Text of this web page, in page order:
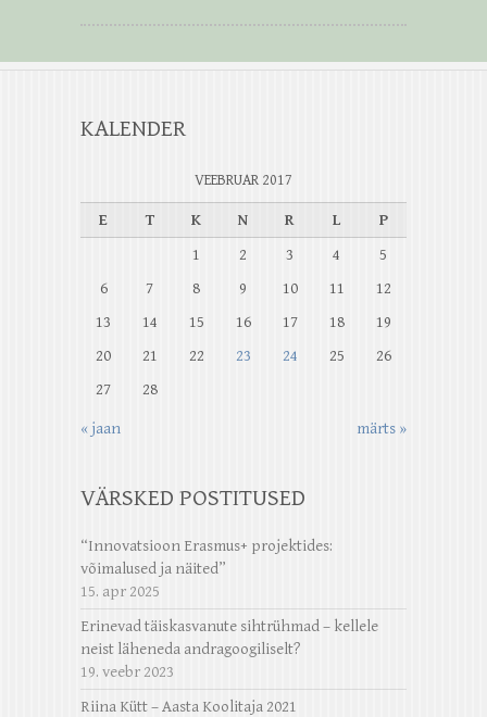
KALENDER
VEEBRUAR 2017
E T K N R L
P
1
2 3 4
5
6
7 8 9 10 11
12
13
14 15 16 17 18
19
20
21 22 23 24 25
26
27
28
« jaan märts »
VÄRSKED POSTITUSED
“Innovatsioon Erasmus+ projektides:
võimalused ja näited”
15. apr 2025
Erinevad täiskasvanute sihtrühmad – kellele
neist läheneda andragoogiliselt?
19. veebr 2023
Riina Kütt – Aasta Koolitaja 2021